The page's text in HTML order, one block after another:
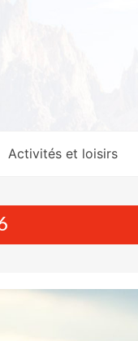
Activités et loisirs